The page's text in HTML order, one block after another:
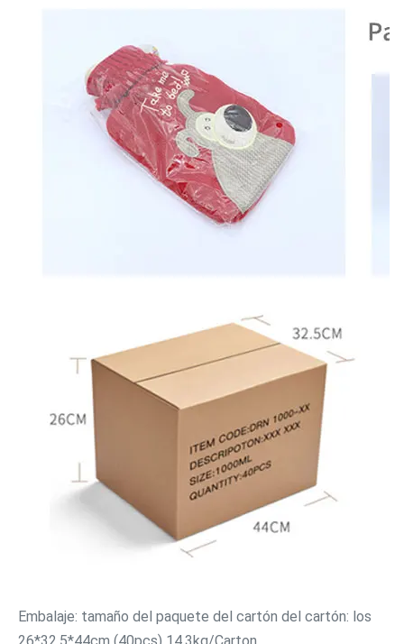
Embalaje: tamaño del paquete del cartón del cartón: los